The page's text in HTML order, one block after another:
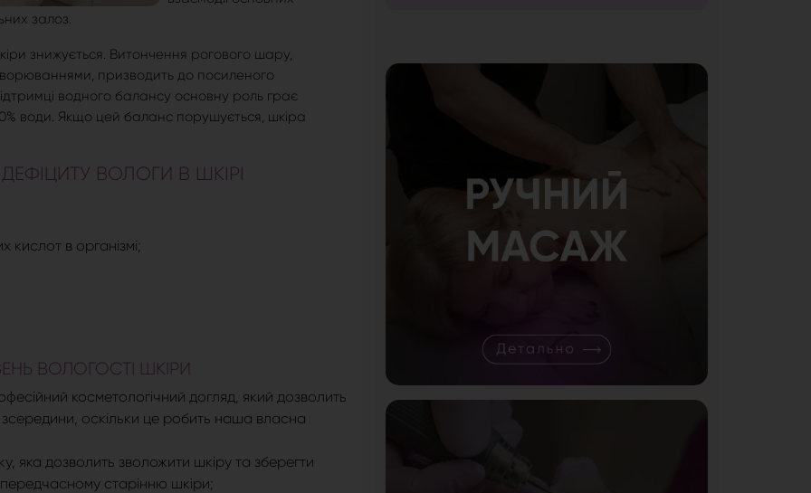
залоз.
знижується. Витончення рогового шару,
призводить до посиленого
водного балансу основну роль грає
води. Якщо цей баланс порушується, шкіра
ВОЛОГИ В ШКІРІ
в організмі;
ВОЛОГОСТІ ШКІРИ
косметологічний догляд, який дозволить
зсередини, оскільки це робить наша власна
яка дозволить зволожити шкіру та зберегти
старінню шкіри;